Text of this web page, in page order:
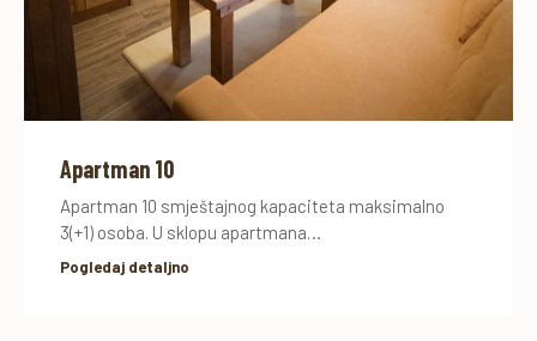
Apartman 10
Apartman 10 smještajnog kapaciteta maksimalno
3(+1) osoba. U sklopu apartmana…
Pogledaj detaljno